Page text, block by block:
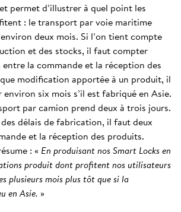
permet d’illustrer à quel point les
: le transport par voie maritime
deux mois. Si l’on tient compte
et des stocks, il faut compter
la commande et la réception des
modification apportée à un produit, il
six mois s’il est fabriqué en Asie.
par camion prend deux à trois jours.
délais de fabrication, il faut deux
et la réception des produits.
: « En produisant nos Smart Locks en
produit dont profitent nos utilisateurs
plusieurs mois plus tôt que si la
en Asie. »